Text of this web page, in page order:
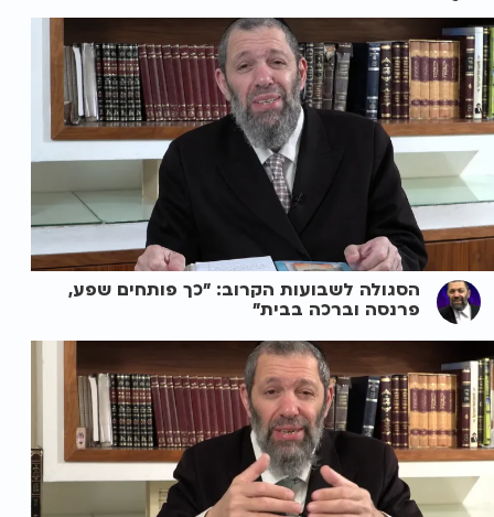
הסגולה לשבועות הקרוב: "כך פותחים שפע,
פרנסה וברכה בבית"